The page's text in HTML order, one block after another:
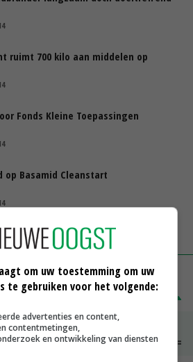
ruimt 700 kilo aan middelen op
Fonds Kleine Toepassingen
op Basamid Cleanstart
gr
€ 1,09~ € 1,11
om uw toestemming om uw
te gebruiken voor het volgende:
advertenties en content,
contentmetingen,
en ontwikkeling van diensten